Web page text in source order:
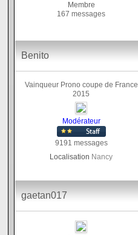
Membre
167 messages
Benito
Vainqueur Prono coupe de France
2015
Modérateur
9191 messages
Localisation Nancy
gaetan017